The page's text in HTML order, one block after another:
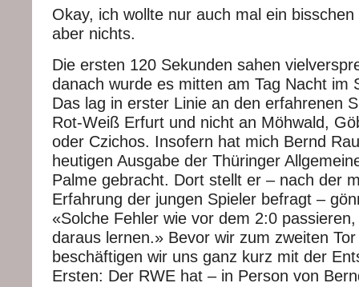
Okay, ich wollte nur auch mal ein
aber nichts.
Die ersten 120 Sekunden sahen
danach wurde es mitten am Tag Nacht im
Das lag in erster Linie an den erfahrenen
Rot-Weiß Erfurt und nicht an Möhwald,
oder Czichos. Insofern hat mich Bernd
heutigen Ausgabe der Thüringer
Palme gebracht. Dort stellt er – nach der
Erfahrung der jungen Spieler befragt –
«Solche Fehler wie vor dem 2:0
daraus lernen.» Bevor wir zum zweiten
beschäftigen wir uns ganz kurz mit der
Ersten: Der RWE hat – in Person von